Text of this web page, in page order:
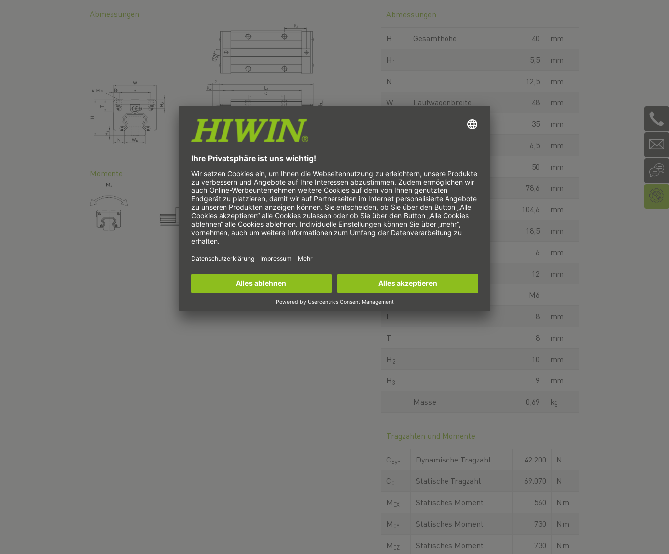
Abmessungen
Momente
Abmessungen
H Gesamthöhe 40 mm
H 1 5,5 mm
N 12,5 mm
W Laufwagenbreite 48 mm
35 mm
6,5 mm
50 mm
L1 78,6 mm
L Laufwagenlänge 104,6 mm
K1 18,5 mm
6 mm
G 12 mm
M M6
l 8 mm
T 8 mm
H 2 10 mm
H3 9 mm
Masse 0,69 kg
Tragzahlen und Momente
Cdyn Dynamische Tragzahl 42.200 N
C0 Statische Tragzahl 69.070 N
M 0X Statisches Moment 560 Nm
M 0Y Statisches Moment 730 Nm
M 0Z Statisches Moment 730 Nm